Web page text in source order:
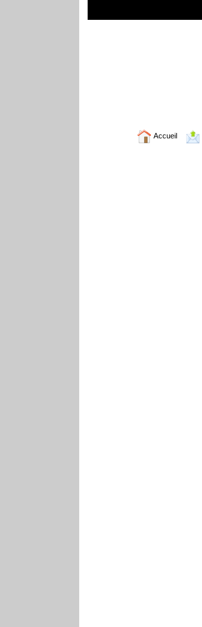
Accueil